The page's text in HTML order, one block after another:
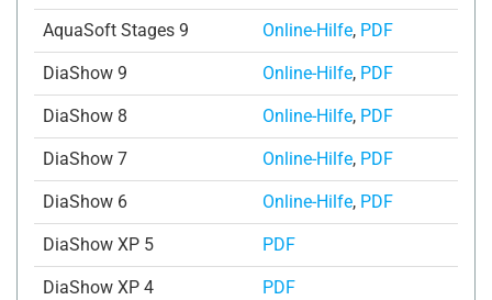
AquaSoft Stages 9 Online-Hilfe, PDF
DiaShow 9 Online-Hilfe, PDF
DiaShow 8 Online-Hilfe, PDF
DiaShow 7 Online-Hilfe, PDF
DiaShow 6 Online-Hilfe, PDF
DiaShow XP 5 PDF
DiaShow XP 4 PDF